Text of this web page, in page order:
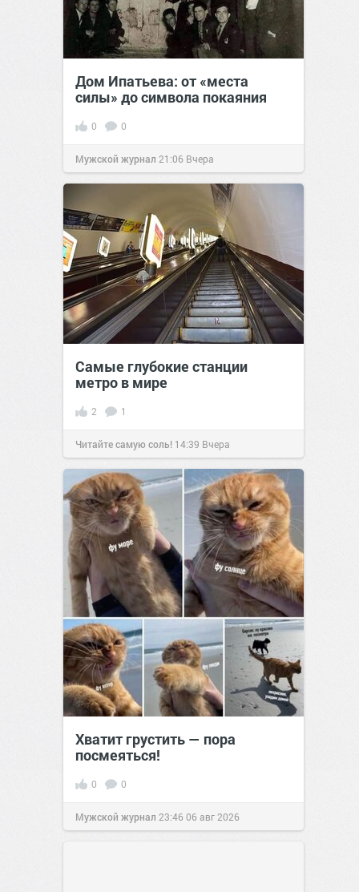
Дом Ипатьева: от «места
силы» до символа покаяния
0 0
Мужской журнал 21:06 Вчера
Самые глубокие станции
метро в мире
2 1
Читайте самую соль! 14:39 Вчера
Хватит грустить — пора
посмеяться!
0 0
Мужской журнал 23:4606 авг 2026